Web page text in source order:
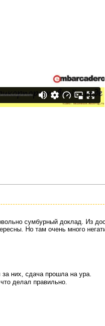
сумбурный доклад. Из
Но там очень много
за них, сдача прошла на ура.
делал правильно.